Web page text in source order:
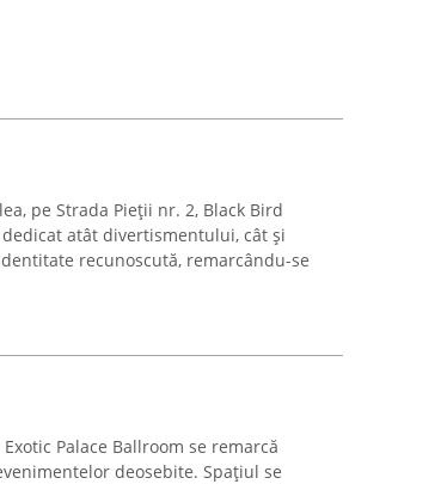
pe Strada Pieții nr. 2, Black Bird
atât divertismentului, cât și
recunoscută, remarcându-se
Palace Ballroom se remarcă
deosebite. Spațiul se